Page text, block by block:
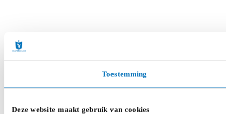
Toestemming
Deze website maakt gebruik van cookies